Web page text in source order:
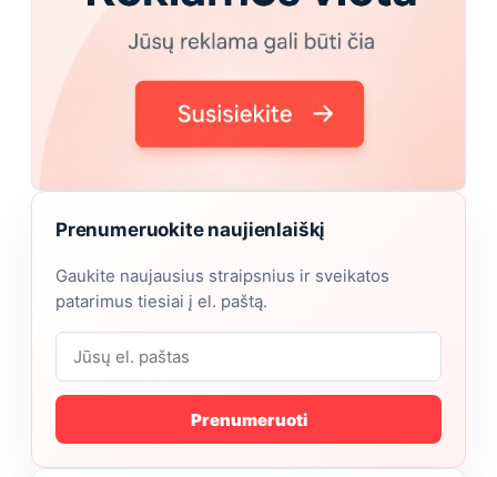
Prenumeruokite naujienlaiškį
Gaukite naujausius straipsnius ir sveikatos
patarimus tiesiai į el. paštą.
Prenumeruoti